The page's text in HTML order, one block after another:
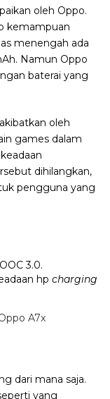
oleh Oppo.
kemampuan
menengah ada
Namun Oppo
baterai yang
oleh
games dalam
dihilangkan,
pengguna yang
3.0.
hp charging
A7x
dari mana saja.
yang